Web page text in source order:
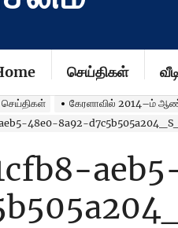
செய்திகள்
செய்திகள்
கேரளாவில் 2014–ம்
48e0-8a92-